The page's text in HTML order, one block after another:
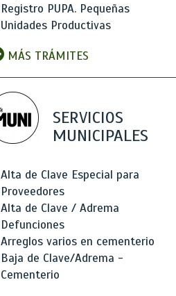
Registro PUPA. Pequeñas
Unidades Productivas
MÁS TRÁMITES
SERVICIOS
MUNICIPALES
Alta de Clave Especial para
Proveedores
Alta de Clave / Adrema
Defunciones
Arreglos varios en cementerio
Baja de Clave/Adrema -
Cementerio